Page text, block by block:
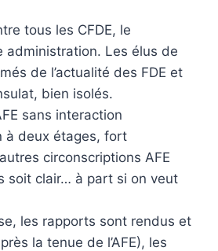
tous les CFDE, le
administration. Les élus de
de l’actualité des FDE et
bien isolés.
sans interaction
à deux étages, fort
circonscriptions AFE
soit clair… à part si on veut
les rapports sont rendus et
la tenue de l’AFE), les